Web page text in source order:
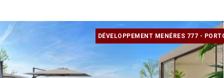
DÉVELOPPEMENT MENÉRES 777 -